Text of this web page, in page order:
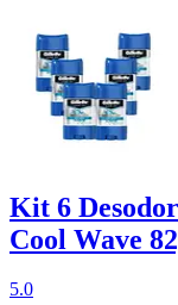
Kit 6
Cool Wave
5.0